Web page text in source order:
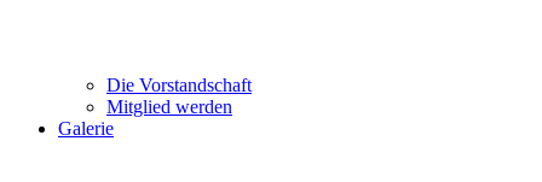
Die Vorstandschaft
Mitglied werden
Galerie